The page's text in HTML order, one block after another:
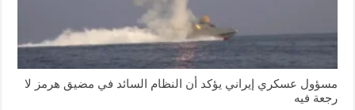
مسؤول عسكري إيراني يؤكد أن النظام السائد في مضيق هرمز لا
رجعة فيه